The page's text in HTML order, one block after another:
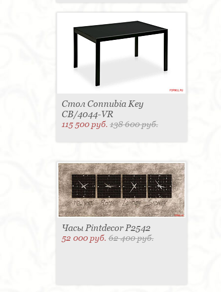
Стол Connubia Key
CB/4044-VR
115 500 руб.138 600 руб.
Часы Pintdecor P2542
52 000 руб.62 400 руб.